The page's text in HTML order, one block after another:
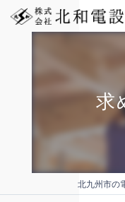
求
北九州市の